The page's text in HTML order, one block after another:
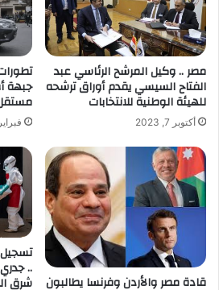
مصر .. وكيل المرشح الرئاسي عبد
الفتاح السيسي يقدم أوراق ترشحه
للهيئة الوطنية للانتخابات
أكتوبر 7, 2023
جبهة
مستقل
فبراير 26, 2024
قادة مصر والأردن وفرنسا يطالبون
..
شرق